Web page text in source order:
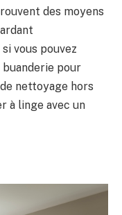
des moyens
vous pouvez
pour
nettoyage hors
à linge avec un